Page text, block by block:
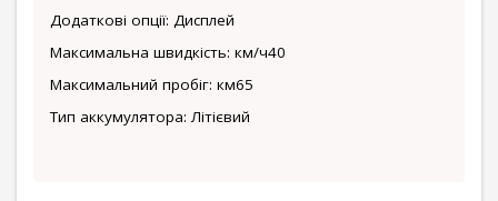
Додаткові опції: Дисплей
Максимальна швидкість: км/ч40
Максимальний пробіг: км65
Тип аккумулятора: Літієвий